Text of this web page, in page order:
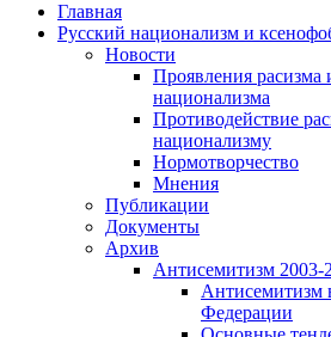
Главная
Русский национализм и
Новости
Проявления расизма
национализма
Противодействие
национализму
Нормотворчество
Мнения
Публикации
Документы
Архив
Антисемитизм 2003-
Антисемитизм
Федерации